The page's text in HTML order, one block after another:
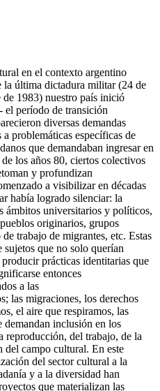
en el contexto argentino
la última dictadura militar (24 de
1983) nuestro país inició
el período de transición
diversas demandas
problemáticas específicas de
que demandaban ingresar en
los años 80, ciertos colectivos
y profundizan
a visibilizar en décadas
había logrado silenciar: la
ámbitos universitarios y políticos,
originarios, grupos
trabajo de migrantes, etc. Estas
sujetos que no solo querían
prácticas identitarias que
entonces
a las
las migraciones, los derechos
el aire que respiramos, las
demandan inclusión en los
reproducción, del trabajo, de la
del campo cultural. En este
del sector cultural a la
y a la diversidad han
que materializan las